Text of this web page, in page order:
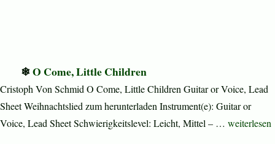
O Come, Little Children
Cristoph Von Schmid O Come, Little Children Guitar or Voice, Lead
Sheet Weihnachtslied zum herunterladen Instrument(e): Guitar or
Voice, Lead Sheet Schwierigkeitslevel: Leicht, Mittel – … „O Come,
weiterlesen